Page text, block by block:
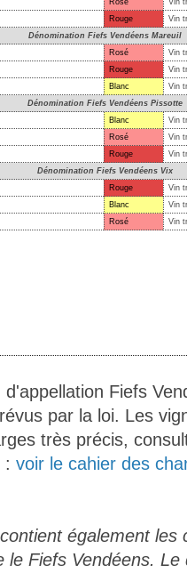
Rosé
Vin
Rouge
Vin
Dénomination Fiefs Vendéens Mareuil
Rosé
Vin
Rouge
Vin
Blanc
Vin
Dénomination Fiefs Vendéens Pissotte
Blanc
Vin
Rosé
Vin
Rouge
Vin
Dénomination Fiefs Vendéens Vix
Rouge
Vin
Blanc
Vin
Rosé Vin
Fiefs
par la loi. Les
très précis,
: voir le cahier des
également les
le Fiefs Vendéens.